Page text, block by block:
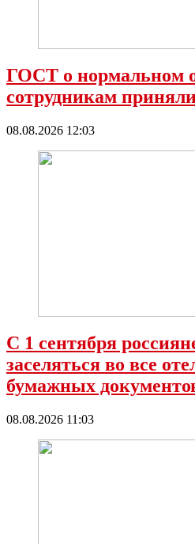
ГОСТ о нормальном
сотрудникам
08.08.2026 12:03
С 1 сентября
заселяться во все
бумажных
08.08.2026 11:03